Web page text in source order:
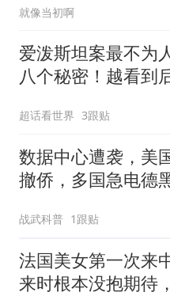
就像当初啊
爱泼斯坦案最不为
八个秘密！越看到
超话看世界 3跟贴
数据中心遭袭，美
撤侨，多国急电德
战武科普 1跟贴
法国美女第一次来
来时根本没抱期待